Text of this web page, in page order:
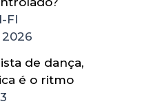
FI
de dança,
é o ritmo